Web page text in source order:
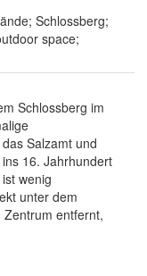
Schlossberg;
space;
Schlossberg im
Salzamt und
16. Jahrhundert
wenig
unter dem
entfernt,